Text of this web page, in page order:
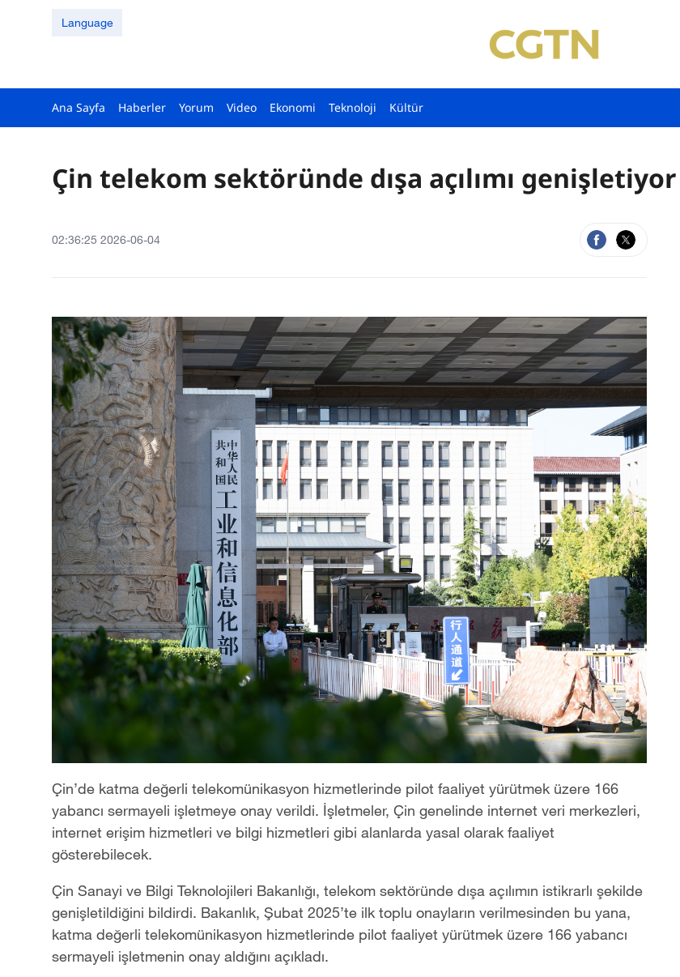
Language
Ana Sayfa Haberler Yorum Video Ekonomi Teknoloji Kültür
Çin telekom sektöründe dışa açılımı genişletiyor
02:36:25 2026-06-04
Çin’de katma değerli telekomünikasyon hizmetlerinde pilot faaliyet yürütmek üzere 166
yabancı sermayeli işletmeye onay verildi. İşletmeler, Çin genelinde internet veri merkezleri,
internet erişim hizmetleri ve bilgi hizmetleri gibi alanlarda yasal olarak faaliyet
gösterebilecek.
Çin Sanayi ve Bilgi Teknolojileri Bakanlığı, telekom sektöründe dışa açılımın istikrarlı şekilde
genişletildiğini bildirdi. Bakanlık, Şubat 2025’te ilk toplu onayların verilmesinden bu yana,
katma değerli telekomünikasyon hizmetlerinde pilot faaliyet yürütmek üzere 166 yabancı
sermayeli işletmenin onay aldığını açıkladı.